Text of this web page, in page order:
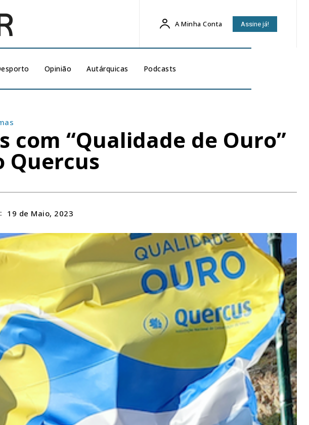
A Minha Conta Assine já!
Opinião Autárquicas Podcasts
“Qualidade de Ouro”
Quercus
19 de Maio, 2023